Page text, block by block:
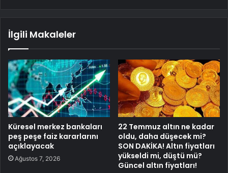
İlgili Makaleler
Küresel merkez bankaları
peş peşe faiz kararlarını
açıklayacak
Ağustos 7, 2026
22 Temmuz altın ne kadar
oldu, daha düşecek mi?
SON DAKİKA! Altın fiyatları
yükseldi mi, düştü mü?
Güncel altın fiyatları!